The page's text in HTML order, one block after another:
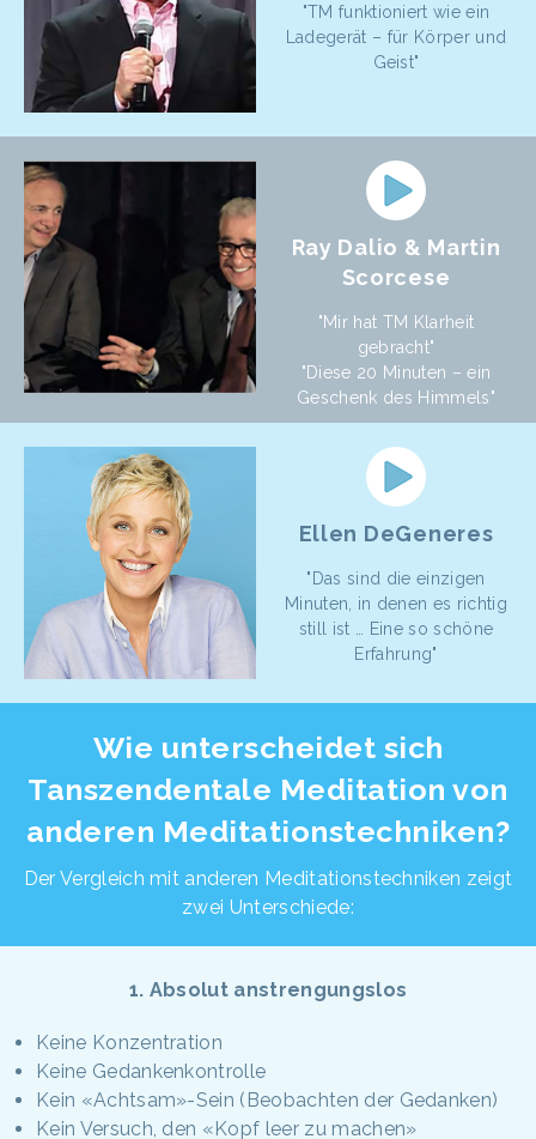
"TM funktioniert wie ein
Ladegerät – für Körper und
Geist"
Ray Dalio & Martin
Scorcese
"Mir hat TM Klarheit
gebracht"
"Diese 20 Minuten – ein
Geschenk des Himmels"
Ellen DeGeneres
"Das sind die einzigen
Minuten, in denen es richtig
still ist … Eine so schöne
Erfahrung"
Wie unterscheidet sich
Tanszendentale Meditation von
anderen Meditationstechniken?
Der Vergleich mit anderen Meditationstechniken zeigt
zwei Unterschiede:
1. Absolut anstrengungslos
Keine Konzentration
Keine Gedankenkontrolle
Kein «Achtsam»-Sein (Beobachten der Gedanken)
Kein Versuch, den «Kopf leer zu machen»